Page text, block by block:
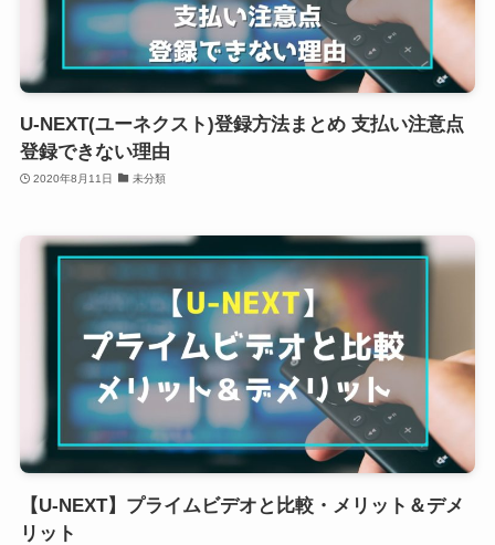
U-NEXT(ユーネクスト)登録方法まとめ 支払い注意点
登録できない理由
2020年8月11日 未分類
【U-NEXT】プライムビデオと比較・メリット＆デメ
リット